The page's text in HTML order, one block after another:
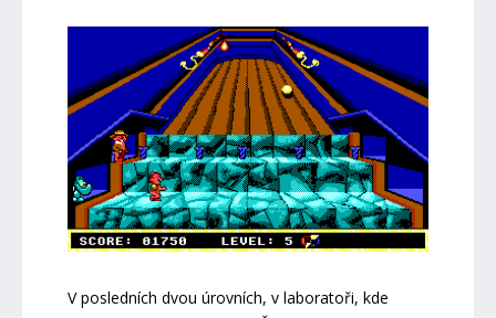
V posledních dvou úrovních, v laboratoři, kde